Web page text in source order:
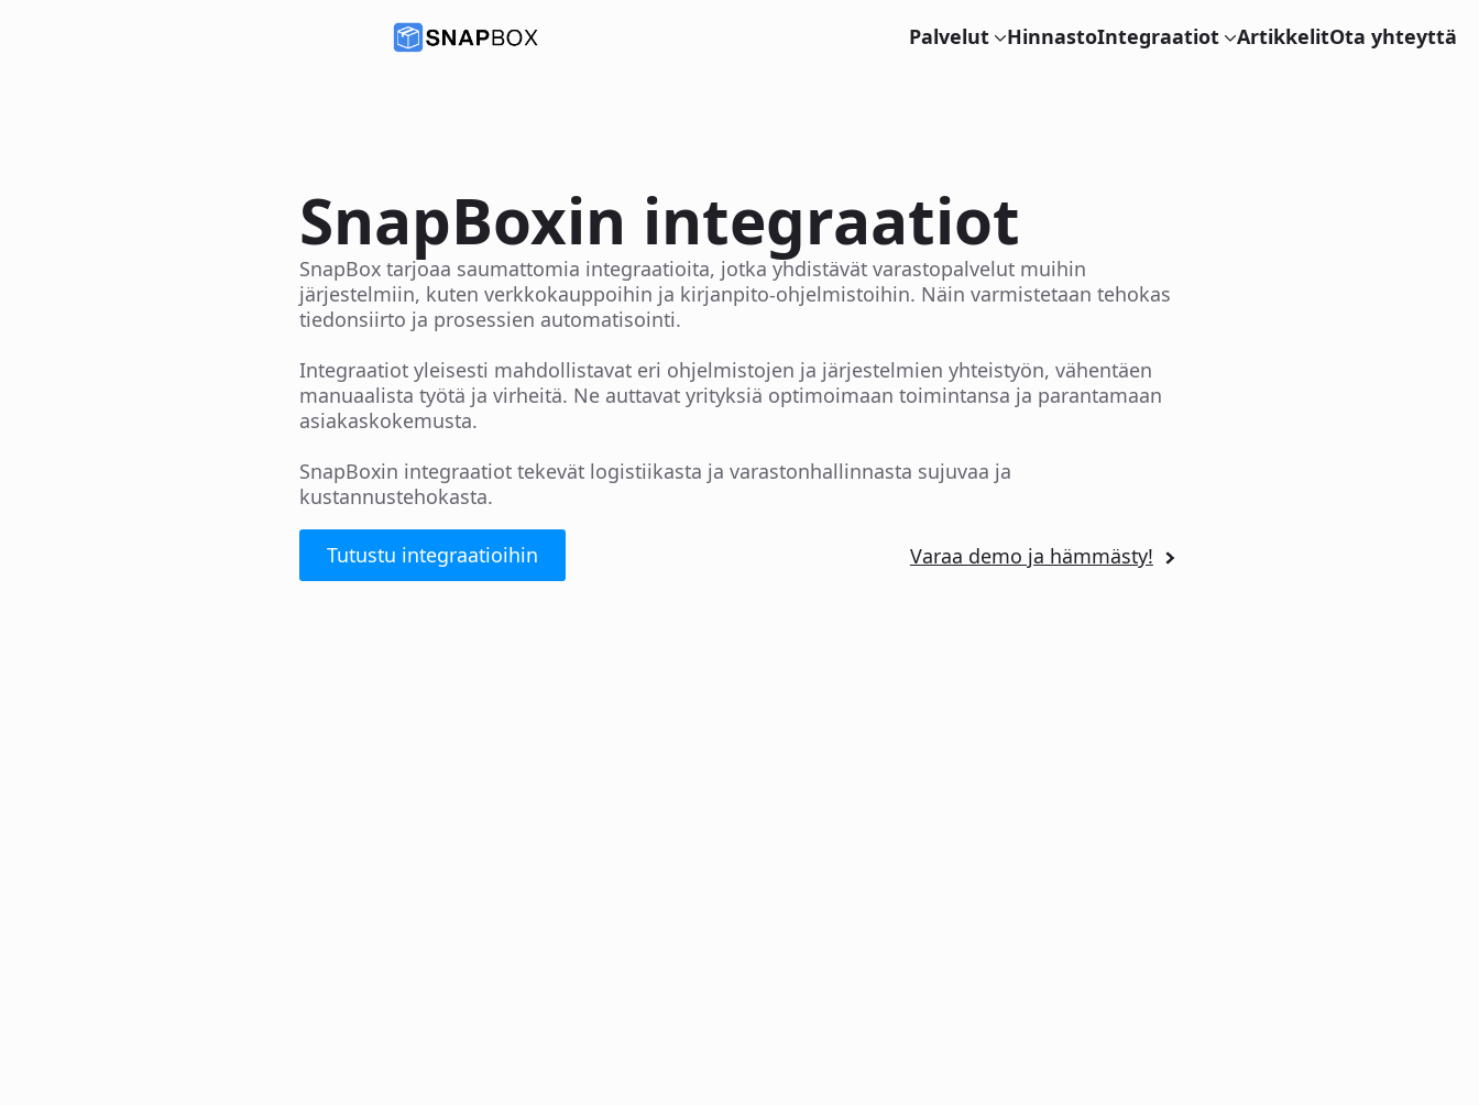
Palvelut HinnastoIntegraatiot ArtikkelitOta yhteyttä
SnapBoxin integraatiot
SnapBox tarjoaa saumattomia integraatioita, jotka yhdistävät varastopalvelut muihin
järjestelmiin, kuten verkkokauppoihin ja kirjanpito-ohjelmistoihin. Näin varmistetaan tehokas
tiedonsiirto ja prosessien automatisointi.
Integraatiot yleisesti mahdollistavat eri ohjelmistojen ja järjestelmien yhteistyön, vähentäen
manuaalista työtä ja virheitä. Ne auttavat yrityksiä optimoimaan toimintansa ja parantamaan
asiakaskokemusta.
SnapBoxin integraatiot tekevät logistiikasta ja varastonhallinnasta sujuvaa ja
kustannustehokasta.
Tutustu integraatioihin Varaa demo ja hämmästy!